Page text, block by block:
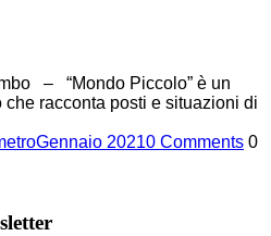
– “Mondo Piccolo” è un
racconta posti e situazioni di
Gennaio 20210 Comments 0